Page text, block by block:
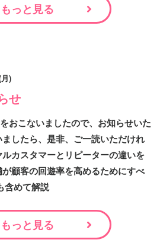
もっと見る
)
せ
おこないましたので、お知らせいた
したら、是非、ご一読いただけれ
カスタマーとリピーターの違いを
顧客の回遊率を高めるためにすべ
含めて解説
もっと見る